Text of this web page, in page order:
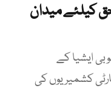
کیلئے میدان
ایشیا کے
کشمیریوں کی